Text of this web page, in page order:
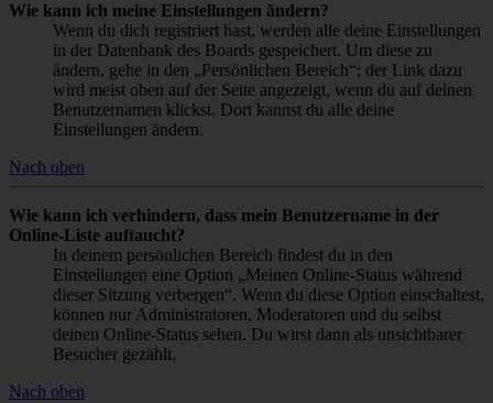
Wie kann ich meine Einstellungen ändern?
Wenn du dich registriert hast, werden alle deine Einstellungen
in der Datenbank des Boards gespeichert. Um diese zu
ändern, gehe in den „Persönlichen Bereich“; der Link dazu
wird meist oben auf der Seite angezeigt, wenn du auf deinen
Benutzernamen klickst. Dort kannst du alle deine
Einstellungen ändern.
Nach oben
Wie kann ich verhindern, dass mein Benutzername in der
Online-Liste auftaucht?
In deinem persönlichen Bereich findest du in den
Einstellungen eine Option „Meinen Online-Status während
dieser Sitzung verbergen“. Wenn du diese Option einschaltest,
können nur Administratoren, Moderatoren und du selbst
deinen Online-Status sehen. Du wirst dann als unsichtbarer
Besucher gezählt.
Nach oben